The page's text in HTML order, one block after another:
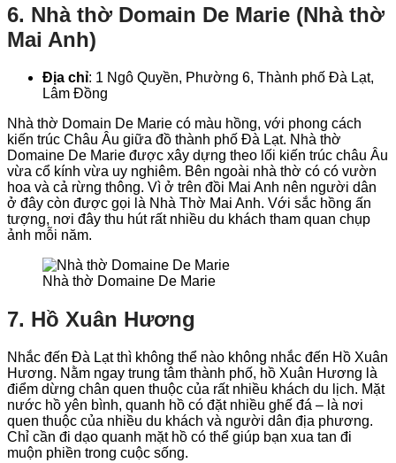
6. Nhà thờ Domain De Marie (Nhà thờ
Mai Anh)
Địa chỉ: 1 Ngô Quyền, Phường 6, Thành phố Đà Lạt,
Lâm Đồng
Nhà thờ Domain De Marie có màu hồng, với phong cách
kiến trúc Châu Âu giữa đồ thành phố Đà Lạt. Nhà thờ
Domaine De Marie được xây dựng theo lối kiến trúc châu Âu
vừa cổ kính vừa uy nghiêm. Bên ngoài nhà thờ có có vườn
hoa và cả rừng thông. Vì ở trên đồi Mai Anh nên người dân
ở đây còn được gọi là Nhà Thờ Mai Anh. Với sắc hồng ấn
tượng, nơi đây thu hút rất nhiều du khách tham quan chụp
ảnh mỗi năm.
Nhà thờ Domaine De Marie
7. Hồ Xuân Hương
Nhắc đến Đà Lạt thì không thể nào không nhắc đến Hồ Xuân
Hương. Nằm ngay trung tâm thành phố, hồ Xuân Hương là
điểm dừng chân quen thuộc của rất nhiều khách du lịch. Mặt
nước hồ yên bình, quanh hồ có đặt nhiều ghế đá – là nơi
quen thuộc của nhiều du khách và người dân địa phương.
Chỉ cần đi dạo quanh mặt hồ có thể giúp bạn xua tan đi
muộn phiền trong cuộc sống.